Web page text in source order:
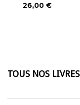
26,00 €
TOUS NOS LIVRES